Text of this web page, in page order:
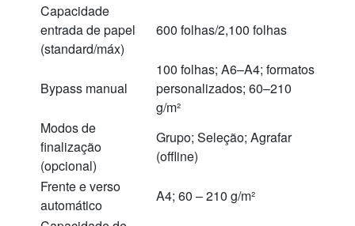
Capacidade
entrada de papel
(standard/máx)
600 folhas/2,100 folhas
Bypass manual
100 folhas; A6–A4; formatos
personalizados; 60–210
g/m²
Modos de
finalização
(opcional)
Grupo; Seleção; Agrafar
(offline)
Frente e verso
automático
A4; 60 – 210 g/m²